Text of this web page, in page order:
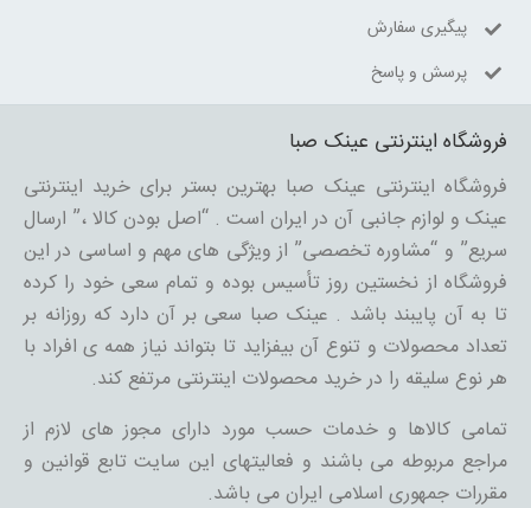
پیگیری سفارش
پرسش و پاسخ
فروشگاه اینترنتی عینک صبا
فروشگاه اینترنتی عینک صبا بهترین بستر برای خرید اینترنتی
عینک و لوازم جانبی آن در ایران است . “اصل بودن کالا ،” ارسال
سریع” و “مشاوره تخصصی” از ویژگی های مهم و اساسی در این
فروشگاه از نخستین روز تأسیس بوده و تمام سعی خود را کرده
تا به آن پایبند باشد . عینک صبا سعی بر آن دارد که روزانه بر
تعداد محصولات و تنوع آن بیفزاید تا بتواند نیاز همه ی افراد با
هر نوع سلیقه را در خرید محصولات اینترنتی مرتفع کند.
تمامی کالاها و خدمات حسب مورد دارای مجوز های لازم از
مراجع مربوطه می باشند و فعالیتهای این سایت تابع قوانین و
مقررات جمهوری اسلامی ایران می باشد.